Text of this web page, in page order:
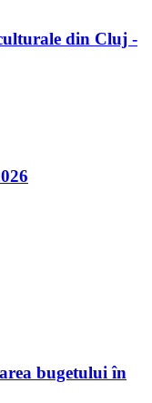
din Cluj -
bugetului în